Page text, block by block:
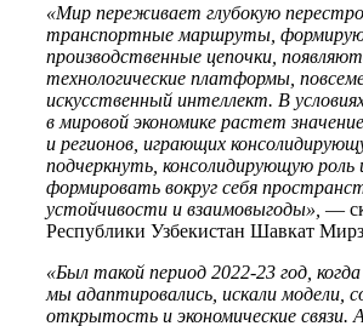
«Мир переживает глубокую
транспортные маршруты,
производственные цепочки,
технологические платформы,
искусственный интеллект. В
в мировой экономике растет
и регионов, играющих
подчеркнуть, консолидирующую роль
формировать вокруг себя
устойчивости и взаимовыгоды», —
Республики Узбекистан Шавкат
«Был такой период 2022-23 год, когда
мы адаптировались, искали модели,
открытость и экономические связи.